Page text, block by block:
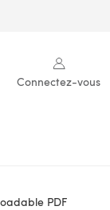
Connectez-vous
PDF